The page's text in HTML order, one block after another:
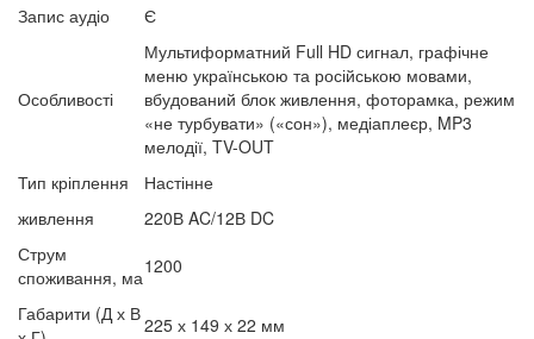
Запис аудіо
Є
Особливості
Мультиформатний Full HD сигнал, графічне
меню українською та російською мовами,
вбудований блок живлення, фоторамка, режим
«не турбувати» («сон»), медіаплеєр, MP3
мелодії, TV-OUT
Тип кріплення
Настінне
живлення
220В AC/12В DC
Струм
споживання, ма1200
Габарити (Д х В225 х 149 х 22 мм